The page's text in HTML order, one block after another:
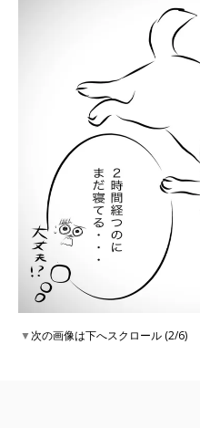
▼次の画像は下へスクロール (2/6)